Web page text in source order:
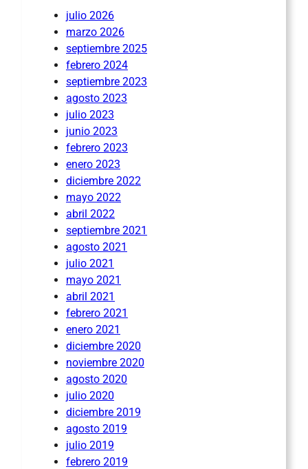
julio 2026
marzo 2026
septiembre 2025
febrero 2024
septiembre 2023
agosto 2023
julio 2023
junio 2023
febrero 2023
enero 2023
diciembre 2022
mayo 2022
abril 2022
septiembre 2021
agosto 2021
julio 2021
mayo 2021
abril 2021
febrero 2021
enero 2021
diciembre 2020
noviembre 2020
agosto 2020
julio 2020
diciembre 2019
agosto 2019
julio 2019
febrero 2019